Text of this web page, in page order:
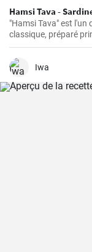
Hamsi Tava -
"Hamsi Tava" est
classique, préparé
découvert pour la
mer Noire en
goût délicieux. Les
Iwa